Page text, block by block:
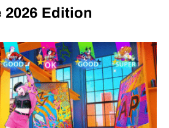
2026 Edition